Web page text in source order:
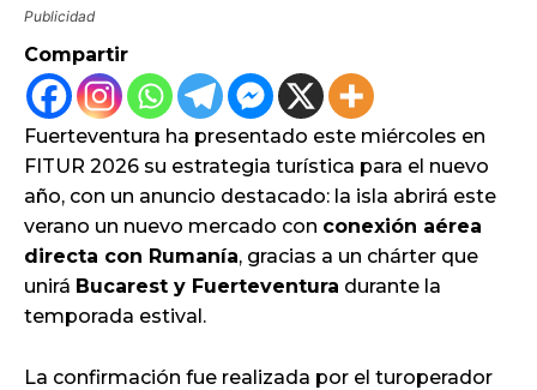
Publicidad
Compartir
Fuerteventura ha presentado este miércoles en
FITUR 2026 su estrategia turística para el nuevo
año, con un anuncio destacado: la isla abrirá este
verano un nuevo mercado con conexión aérea
directa con Rumanía, gracias a un chárter que
unirá Bucarest y Fuerteventura durante la
temporada estival.
La confirmación fue realizada por el turoperador